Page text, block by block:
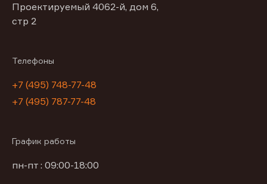
Проектируемый 4062-й, дом 6,
стр 2
Телефоны
+7 (495) 748-77-48
+7 (495) 787-77-48
График работы
пн-пт : 09:00-18:00